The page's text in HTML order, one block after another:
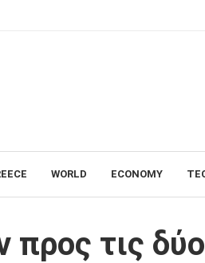
WORLD ECONOMY
προς τις δύο